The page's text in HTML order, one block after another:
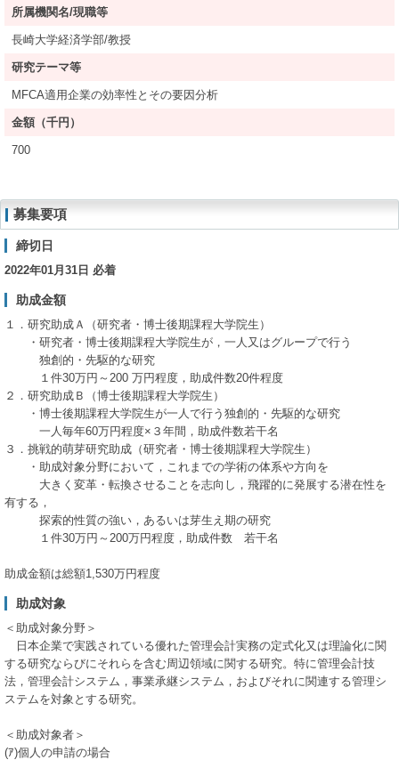
所属機関名/現職等
長崎大学経済学部/教授
研究テーマ等
MFCA適用企業の効率性とその要因分析
金額（千円）
700
募集要項
締切日
2022年01月31日 必着
助成金額
１．研究助成Ａ（研究者・博士後期課程大学院生）
・研究者・博士後期課程大学院生が，一人又はグループで行う
独創的・先駆的な研究
１件30万円～200 万円程度，助成件数20件程度
２．研究助成Ｂ（博士後期課程大学院生）
・博士後期課程大学院生が一人で行う独創的・先駆的な研究
一人毎年60万円程度×３年間，助成件数若干名
３．挑戦的萌芽研究助成（研究者・博士後期課程大学院生）
・助成対象分野において，これまでの学術の体系や方向を
大きく変革・転換させることを志向し，飛躍的に発展する潜在性を
有する，
探索的性質の強い，あるいは芽生え期の研究
１件30万円～200万円程度，助成件数 若干名
助成金額は総額1,530万円程度
助成対象
＜助成対象分野＞
日本企業で実践されている優れた管理会計実務の定式化又は理論化に関
する研究ならびにそれらを含む周辺領域に関する研究。特に管理会計技
法，管理会計システム，事業承継システム，およびそれに関連する管理シ
ステムを対象とする研究。
＜助成対象者＞
(ｱ)個人の申請の場合